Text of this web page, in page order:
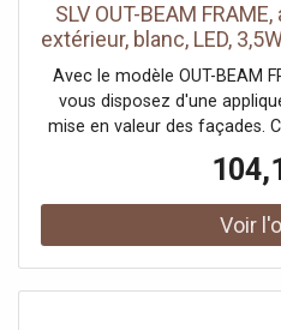
SLV OUT-BEAM
extérieur, blanc, LED,
sur pied, murales et
Avec le modèle OUT-BEAM
vous disposez d'une
mise en valeur des façades.
que dans les espaces publics.
CW vous permet d'illuminer
moderne à l'aide de
de vie attendue de 30 000